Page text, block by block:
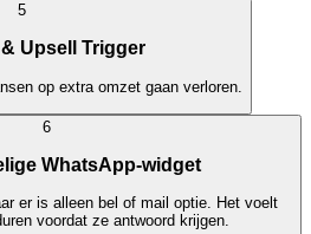
5
Upsell Trigger
op extra omzet gaan verloren.
6
WhatsApp-widget
er is alleen bel of mail optie. Het voelt
voordat ze antwoord krijgen.